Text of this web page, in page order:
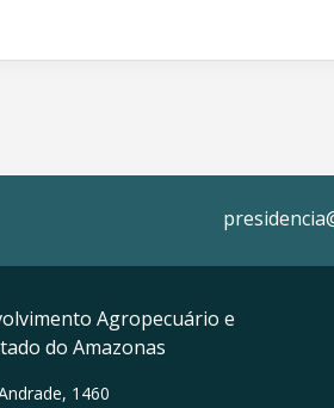
Agropecuário e
do Amazonas
1460